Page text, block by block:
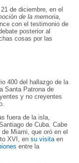
de diciembre, en el
de la memoria
con el testimonio de
posterior al
cosas por las
400 del hallazgo de la
Santa Patrona de
y no creyentes
fuera de la isla,
de Cuba. Cabe
Miami, que oró en el
XVI, ensu visitaen
entre la